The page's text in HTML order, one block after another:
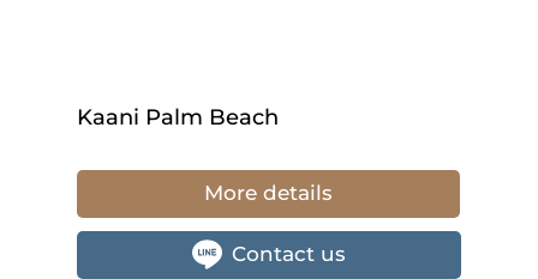
Kaani Palm Beach
More details
Contact us